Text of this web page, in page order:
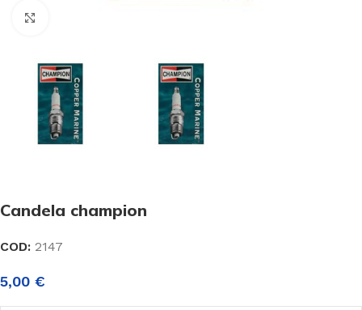
Candela champion
COD: 2147
5,00 €